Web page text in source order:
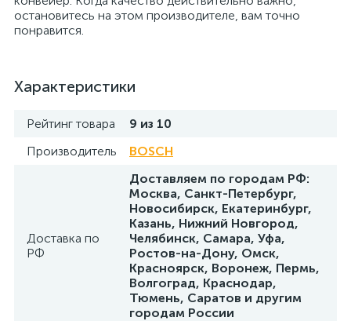
остановитесь на этом производителе, вам точно
понравится.
Характеристики
Рейтинг товара
9 из 10
Производитель
BOSCH
Доставка по
РФ
Доставляем по городам РФ:
Москва, Санкт-Петербург,
Новосибирск, Екатеринбург,
Казань, Нижний Новгород,
Челябинск, Самара, Уфа,
Ростов-на-Дону, Омск,
Красноярск, Воронеж, Пермь,
Волгоград, Краснодар,
Тюмень, Саратов и другим
городам России